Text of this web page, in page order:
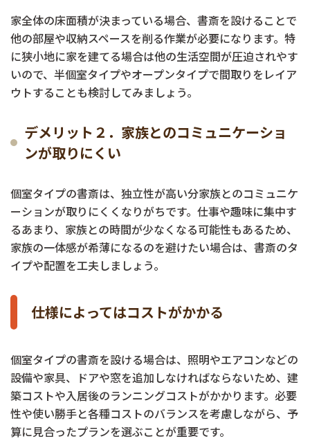
家全体の床面積が決まっている場合、書斎を設けることで
他の部屋や収納スペースを削る作業が必要になります。特
に狭小地に家を建てる場合は他の生活空間が圧迫されやす
いので、半個室タイプやオープンタイプで間取りをレイア
ウトすることも検討してみましょう。
デメリット２．家族とのコミュニケーショ
ンが取りにくい
個室タイプの書斎は、独立性が高い分家族とのコミュニケ
ーションが取りにくくなりがちです。仕事や趣味に集中す
るあまり、家族との時間が少なくなる可能性もあるため、
家族の一体感が希薄になるのを避けたい場合は、書斎のタ
イプや配置を工夫しましょう。
仕様によってはコストがかかる
個室タイプの書斎を設ける場合は、照明やエアコンなどの
設備や家具、ドアや窓を追加しなければならないため、建
築コストや入居後のランニングコストがかかります。必要
性や使い勝手と各種コストのバランスを考慮しながら、予
算に見合ったプランを選ぶことが重要です。